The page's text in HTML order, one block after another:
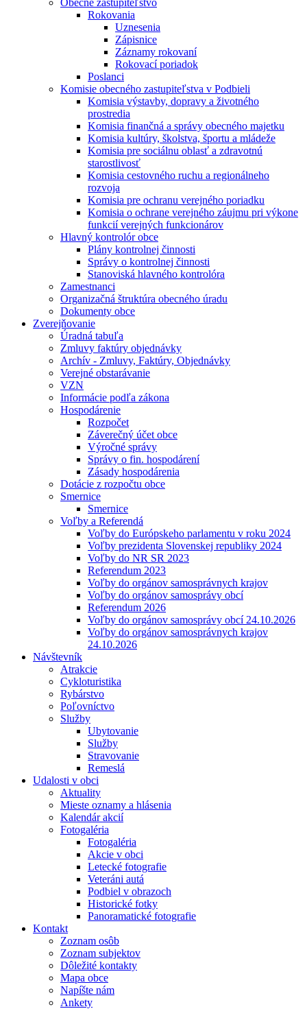
Obecné zastupiteľstvo
Rokovania
Uznesenia
Zápisnice
Záznamy rokovaní
Rokovací poriadok
Poslanci
Komisie obecného zastupiteľstva v Podbieli
Komisia výstavby, dopravy a životného
prostredia
Komisia finančná a správy obecného majetku
Komisia kultúry, školstva, športu a mládeže
Komisia pre sociálnu oblasť a zdravotnú
starostlivosť
Komisia cestovného ruchu a regionálneho
rozvoja
Komisia pre ochranu verejného poriadku
Komisia o ochrane verejného záujmu pri výkone
funkcií verejných funkcionárov
Hlavný kontrolór obce
Plány kontrolnej činnosti
Správy o kontrolnej činnosti
Stanoviská hlavného kontrolóra
Zamestnanci
Organizačná štruktúra obecného úradu
Dokumenty obce
Zverejňovanie
Úradná tabuľa
Zmluvy faktúry objednávky
Archív - Zmluvy, Faktúry, Objednávky
Verejné obstarávanie
VZN
Informácie podľa zákona
Hospodárenie
Rozpočet
Záverečný účet obce
Výročné správy
Správy o fin. hospodárení
Zásady hospodárenia
Dotácie z rozpočtu obce
Smernice
Smernice
Voľby a Referendá
Voľby do Európskeho parlamentu v roku 2024
Voľby prezidenta Slovenskej republiky 2024
Voľby do NR SR 2023
Referendum 2023
Voľby do orgánov samosprávnych krajov
Voľby do orgánov samosprávy obcí
Referendum 2026
Voľby do orgánov samosprávy obcí 24.10.2026
Voľby do orgánov samosprávnych krajov
24.10.2026
Návštevník
Atrakcie
Cykloturistika
Rybárstvo
Poľovníctvo
Služby
Ubytovanie
Služby
Stravovanie
Remeslá
Udalosti v obci
Aktuality
Mieste oznamy a hlásenia
Kalendár akcií
Fotogaléria
Fotogaléria
Akcie v obci
Letecké fotografie
Veteráni autá
Podbiel v obrazoch
Historické fotky
Panoramatické fotografie
Kontakt
Zoznam osôb
Zoznam subjektov
Dôležité kontakty
Mapa obce
Napíšte nám
Ankety